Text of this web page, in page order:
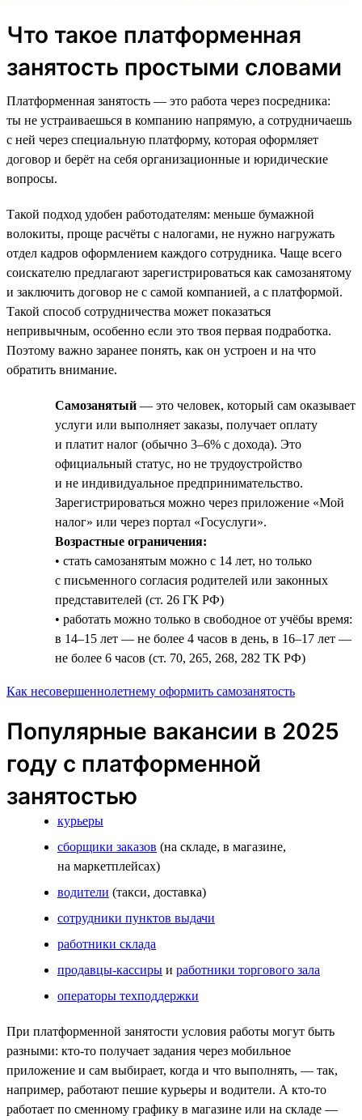
Что такое платформенная
занятость простыми словами
Платформенная занятость — это работа через посредника:
ты не устраиваешься в компанию напрямую, а сотрудничаешь
с ней через специальную платформу, которая оформляет
договор и берёт на себя организационные и юридические
вопросы.
Такой подход удобен работодателям: меньше бумажной
волокиты, проще расчёты с налогами, не нужно нагружать
отдел кадров оформлением каждого сотрудника. Чаще всего
соискателю предлагают зарегистрироваться как самозанятому
и заключить договор не с самой компанией, а с платформой.
Такой способ сотрудничества может показаться
непривычным, особенно если это твоя первая подработка.
Поэтому важно заранее понять, как он устроен и на что
обратить внимание.
Самозанятый — это человек, который сам оказывает
услуги или выполняет заказы, получает оплату
и платит налог (обычно 3–6% с дохода). Это
официальный статус, но не трудоустройство
и не индивидуальное предпринимательство.
Зарегистрироваться можно через приложение «Мой
налог» или через портал «Госуслуги».
Возрастные ограничения:
• стать самозанятым можно с 14 лет, но только
с письменного согласия родителей или законных
представителей (ст. 26 ГК РФ)
• работать можно только в свободное от учёбы время:
в 14–15 лет — не более 4 часов в день, в 16–17 лет —
не более 6 часов (ст. 70, 265, 268, 282 ТК РФ)
Как несовершеннолетнему оформить самозанятость
Популярные вакансии в 2025
году с платформенной
занятостью
курьеры
сборщики заказов (на складе, в магазине,
на маркетплейсах)
водители (такси, доставка)
сотрудники пунктов выдачи
работники склада
продавцы-кассиры и работники торгового зала
операторы техподдержки
При платформенной занятости условия работы могут быть
разными: кто-то получает задания через мобильное
приложение и сам выбирает, когда и что выполнять, — так,
например, работают пешие курьеры и водители. А кто-то
работает по сменному графику в магазине или на складе —